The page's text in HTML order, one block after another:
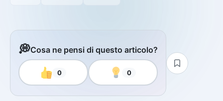
💭Cosa ne pensi di questo articolo?
0 0